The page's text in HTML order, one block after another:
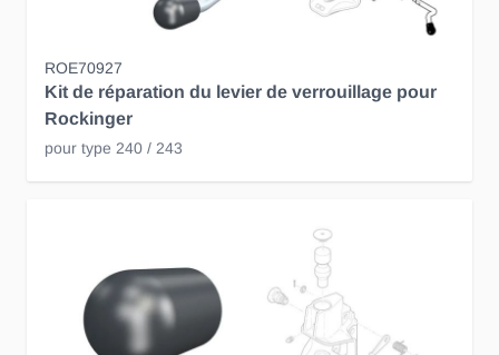
ROE70927
Kit de réparation du levier de verrouillage pour
Rockinger
pour type 240 / 243